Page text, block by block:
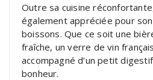
Outre sa cuisine
également appréciée pour
boissons. Que ce soit une
fraîche, un verre de vin
accompagné d’un petit
bonheur.